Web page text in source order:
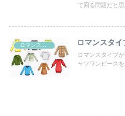
て回る問題だと
ロマンスタ
ロマンスタイプ
ャツワンピース